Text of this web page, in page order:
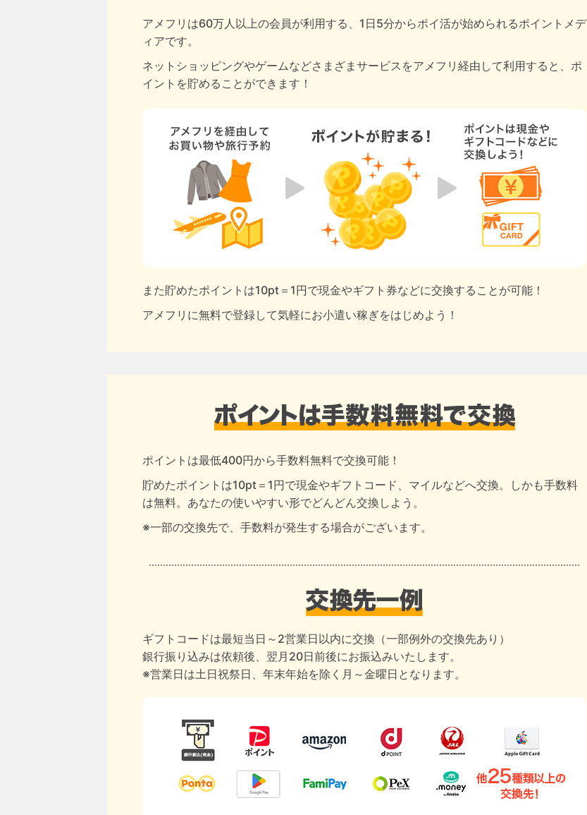
アメフリは60万人以上の会員が利用する、1日5分からポイ活が始められるポイントメデ
ィアです。
ネットショッピングやゲームなどさまざまサービスをアメフリ経由して利用すると、ポ
イントを貯めることができます！
また貯めたポイントは10pt＝1円で現金やギフト券などに交換することが可能！
アメフリに無料で登録して気軽にお小遣い稼ぎをはじめよう！
ポイントは最低400円から手数料無料で交換可能！
貯めたポイントは10pt＝1円で現金やギフトコード、マイルなどへ交換。しかも手数料
は無料。あなたの使いやすい形でどんどん交換しよう。
※一部の交換先で、手数料が発生する場合がございます。
ギフトコードは最短当日～2営業日以内に交換（一部例外の交換先あり）
銀行振り込みは依頼後、翌月20日前後にお振込みいたします。
※営業日は土日祝祭日、年末年始を除く月～金曜日となります。